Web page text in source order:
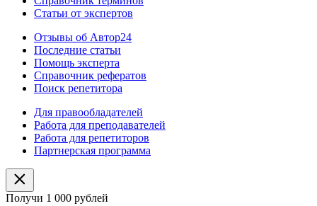
Статьи от экспертов
Отзывы об Автор24
Последние статьи
Помощь эксперта
Справочник рефератов
Поиск репетитора
Для правообладателей
Работа для преподавателей
Работа для репетиторов
Партнерская программа
Получи 1 000 рублей